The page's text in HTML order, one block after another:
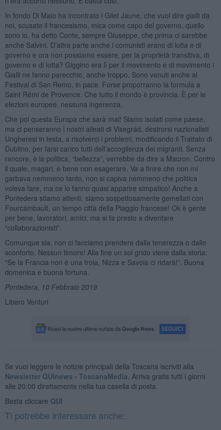
In fondo Di Maio ha incontrato i Gilet Jaune, che vuol dire gialli da
noi, scusate il francesismo, mica come capo del governo, quello
sono io, ha detto Conte, sempre Giuseppe, che prima ci sarebbe
anche Salvini. D’altra parte anche i comunisti erano di lotta e di
governo e ora non possiamo essere, per la proprietà transitiva, di
governo e di lotta? Giggino era lì per il movimento e di movimento i
Gialli ne fanno parecchio, anche troppo. Sono venuti anche al
Festival di San Remo, in pace. Forse proporranno la formula a
Saint Rémi de Provence. Che tutto il mondo è provincia. È per le
elezioni europee, nessuna ingerenza.
Che poi questa Europa che sarà mai! Siamo isolati come paese,
ma ci penseranno i nostri alleati di Visegrád, destrorsi nazionalisti
Ungheresi in testa, a risolverci i problemi, modificando il Trattato di
Dublino, per farsi carico tutti dell’accoglienza dei migranti. Senza
rancore, è la politica, “bellezza”, verrebbe da dire a Macron. Contro
il quale, magari, è bene non esagerare. Va a finire che non mi
garbava nemmeno tanto, non si capiva nemmeno che politica
voleva fare, ma ce lo fanno quasi apparire simpatico! Anche a
Pontedera stiamo attenti, siamo sospettosamente gemellati con
Fourcambault, un tempo città della Piaggio francese! Ok è gente
per bene, lavoratori, amici, ma si fa presto a diventare
“collaborazionisti”.
Comunque sia, non ci facciamo prendere dalla tenerezza o dallo
sconforto. Nessun timore! Alla fine un sol grido viene dalla storia:
“Se la Francia non è una troia, Nizza e Savoia ci ridarà!”. Buona
domenica e buona fortuna.
Pontedera, 10 Febbraio 2019
Libero Venturi
Se vuoi leggere le notizie principali della Toscana iscriviti alla
Newsletter QUInews - ToscanaMedia. Arriva gratis tutti i giorni
alle 20:00 direttamente nella tua casella di posta.
Basta cliccare QUI
Ti potrebbe interessare anche: